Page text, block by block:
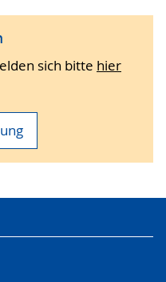
sich bitte hier